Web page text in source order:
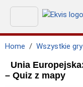
Home Wszystkie gry
Unia
– Quiz z mapy